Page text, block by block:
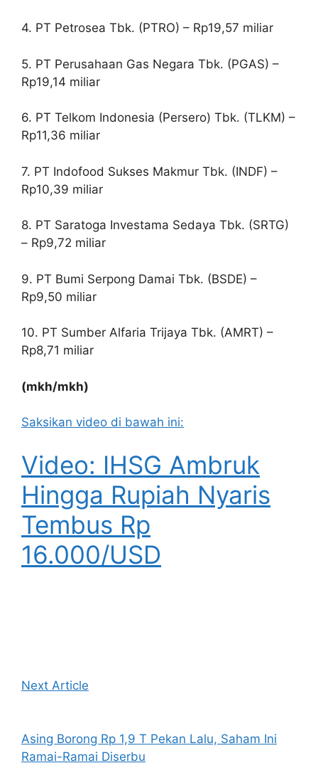
4. PT Petrosea Tbk. (PTRO) – Rp19,57 miliar
5. PT Perusahaan Gas Negara Tbk. (PGAS) –
Rp19,14 miliar
6. PT Telkom Indonesia (Persero) Tbk. (TLKM) –
Rp11,36 miliar
7. PT Indofood Sukses Makmur Tbk. (INDF) –
Rp10,39 miliar
8. PT Saratoga Investama Sedaya Tbk. (SRTG)
– Rp9,72 miliar
9. PT Bumi Serpong Damai Tbk. (BSDE) –
Rp9,50 miliar
10. PT Sumber Alfaria Trijaya Tbk. (AMRT) –
Rp8,71 miliar
(mkh/mkh)
Saksikan video di bawah ini:
Video: IHSG Ambruk
Hingga Rupiah Nyaris
Tembus Rp
16.000/USD
Next Article
Asing Borong Rp 1,9 T Pekan Lalu, Saham Ini
Ramai-Ramai Diserbu